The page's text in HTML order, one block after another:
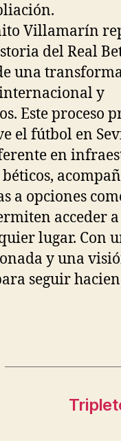
Villamarín
del Real
una
y
Este proceso
el fútbol en
en
a opciones
acceder
lugar. Con
y una
seguir